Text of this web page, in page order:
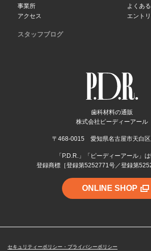
歯科材料の通販
株式会社ピーディーアール
〒468-0015 愛知県名古屋市天白
「P.D.R.」「ピーディーアール」
登録商標［登録第5252771号／登録第
ONLINE SHOP
事業所
アクセス
よくあ
エント
スタッフブログ
セキュリティーポリシー・プライバシーポリシー